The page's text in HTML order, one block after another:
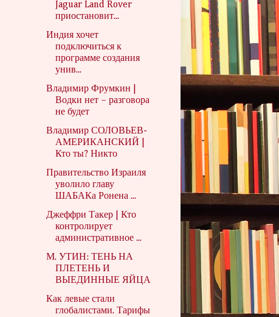
Jaguar Land Rover
приостановит...
Индия хочет
подключиться к
программе создания
унив...
Владимир Фрумкин |
Водки нет – разговора
не будет
Владимир СОЛОВЬЕВ-
АМЕРИКАНСКИЙ |
Кто ты? Никто
Правительство Израиля
уволило главу
ШАБАКа Ронена ...
Джеффри Такер | Кто
контролирует
административное ...
М. УТИН: ТЕНЬ НА
ПЛЕТЕНЬ И
ВЫЕДИННЫЕ ЯЙЦА
Как левые стали
глобалистами. Тарифы